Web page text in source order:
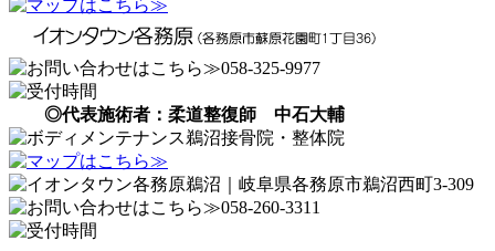
◎代表施術者：柔道整復師 中石大輔